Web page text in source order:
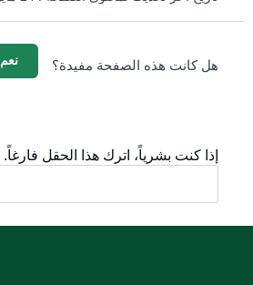
هل كانت هذه الصفحة مفيدة؟ نعم
إذا كنت بشرياً، اترك هذا الحقل فارغاً.